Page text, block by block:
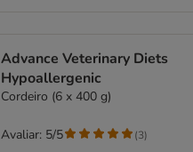
Advance Veterinary Diets
Hypoallergenic
Cordeiro (6 x 400 g)
Avaliar: 5/5 (3)